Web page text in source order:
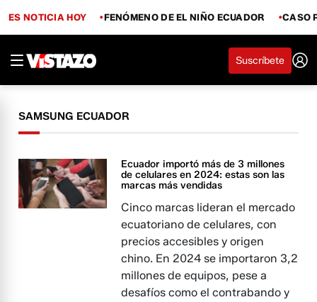
ES NOTICIA HOY FENÓMENO DE EL NIÑO ECUADOR CASO
Suscríbete
SAMSUNG ECUADOR
Ecuador importó más de 3 millones
de celulares en 2024: estas son las
marcas más vendidas
Cinco marcas lideran el mercado
ecuatoriano de celulares, con
precios accesibles y origen
chino. En 2024 se importaron 3,2
millones de equipos, pese a
desafíos como el contrabando y